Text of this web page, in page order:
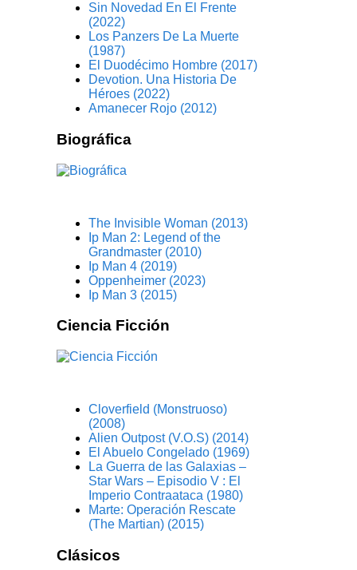
Sin Novedad En El Frente
(2022)
Los Panzers De La Muerte
(1987)
El Duodécimo Hombre (2017)
Devotion. Una Historia De
Héroes (2022)
Amanecer Rojo (2012)
Biográfica
The Invisible Woman (2013)
Ip Man 2: Legend of the
Grandmaster (2010)
Ip Man 4 (2019)
Oppenheimer (2023)
Ip Man 3 (2015)
Ciencia Ficción
Cloverfield (Monstruoso)
(2008)
Alien Outpost (V.O.S) (2014)
El Abuelo Congelado (1969)
La Guerra de las Galaxias –
Star Wars – Episodio V : El
Imperio Contraataca (1980)
Marte: Operación Rescate
(The Martian) (2015)
Clásicos